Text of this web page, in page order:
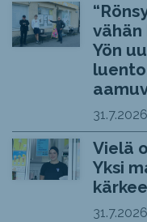
vähän
Yön
31.7.2026
Vielä
Yksi
31.7.2026